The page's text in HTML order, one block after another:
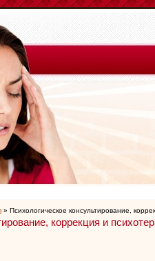
» Психологическое консультирование,
коррекция и